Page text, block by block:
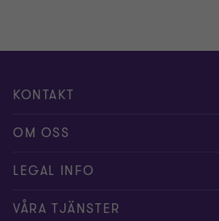
KONTAKT
Kontakta oss
Våra experter
Kontor
OM OSS
Om Grant Thornton
Nyheter och tips
LEGAL INFO
Privacy
VÅRA TJÄNSTER